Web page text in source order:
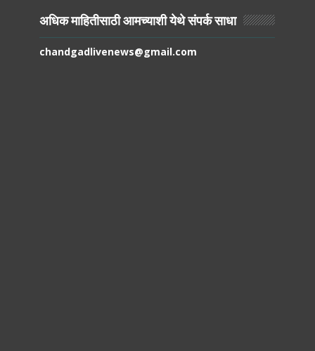
अधिक माहितीसाठी आमच्याशी येथे संपर्क साधा
chandgadlivenews@gmail.com